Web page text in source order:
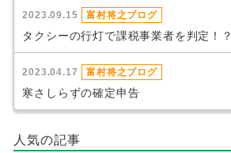
2023.09.15 富村将之ブログ
タクシーの行灯で課税事業者を判定！？
2023.04.17 富村将之ブログ
寒さしらずの確定申告
人気の記事